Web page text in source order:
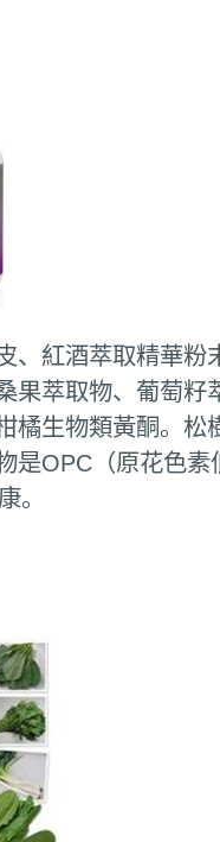
、紅酒萃取精華粉
果萃取物、葡萄籽
橘生物類黃酮。松
是OPC（原花色素
。